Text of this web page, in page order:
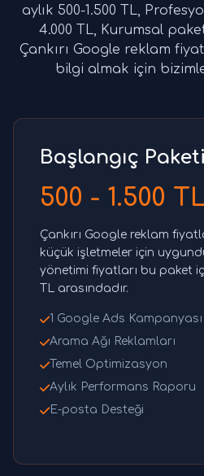
aylık 500-1.500 TL,
4.000 TL, Kurumsal
Çankırı Google reklam
bilgi almak için
Başlangıç Paketi
500 - 1.500
Çankırı Google reklam
küçük işletmeler için
yönetimi fiyatları bu paket
TL arasındadır.
1 Google Ads Kampanyası
Arama Ağı Reklamları
Temel Optimizasyon
Aylık Performans Raporu
E-posta Desteği